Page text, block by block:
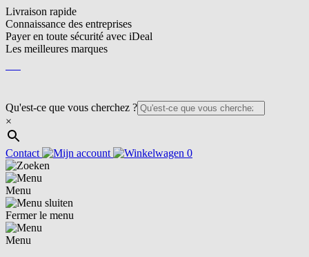
Livraison rapide
Connaissance des entreprises
Payer en toute sécurité avec iDeal
Les meilleures marques
Qu'est-ce que vous cherchez ?
×
Contact 0
Menu
Fermer le menu
Menu